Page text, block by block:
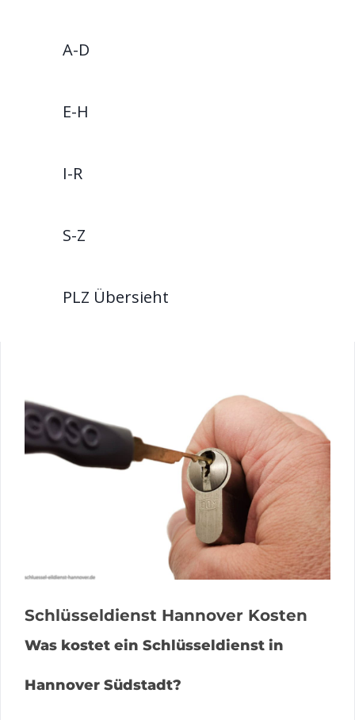
A-D
E-H
I-R
S-Z
PLZ Übersieht
Schlüsseldienst Hannover Kosten
Was kostet ein Schlüsseldienst in
Hannover Südstadt?